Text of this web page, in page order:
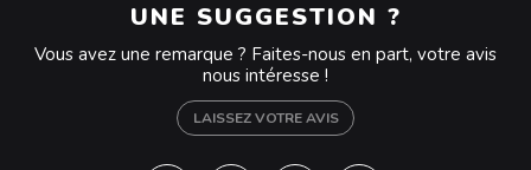
UNE SUGGESTION ?
Vous avez une remarque ? Faites-nous en part, votre avis
nous intéresse !
LAISSEZ VOTRE AVIS